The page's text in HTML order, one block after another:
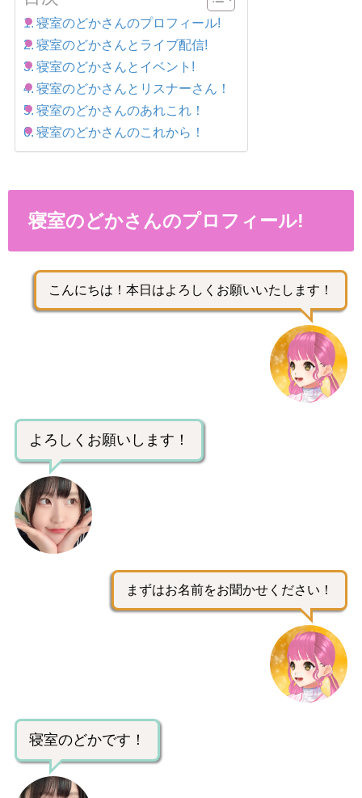
寝室のどかさんのプロフィール!
寝室のどかさんとライブ配信!
寝室のどかさんとイベント!
寝室のどかさんとリスナーさん！
寝室のどかさんのあれこれ！
寝室のどかさんのこれから！
寝室のどかさんのプロフィール!
こんにちは！本日はよろしくお願いいたします！
よろしくお願いします！
まずはお名前をお聞かせください！
寝室のどかです！